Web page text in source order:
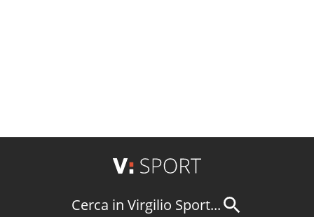
Cerca in Virgilio Sport...